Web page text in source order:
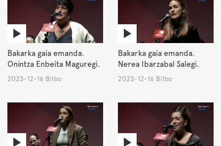
Bakarka gaia emanda.
Onintza Enbeita Maguregi.
2023-12-16 Bilbo
Bakarka gaia emanda.
Nerea Ibarzabal Salegi.
2023-12-16 Bilbo